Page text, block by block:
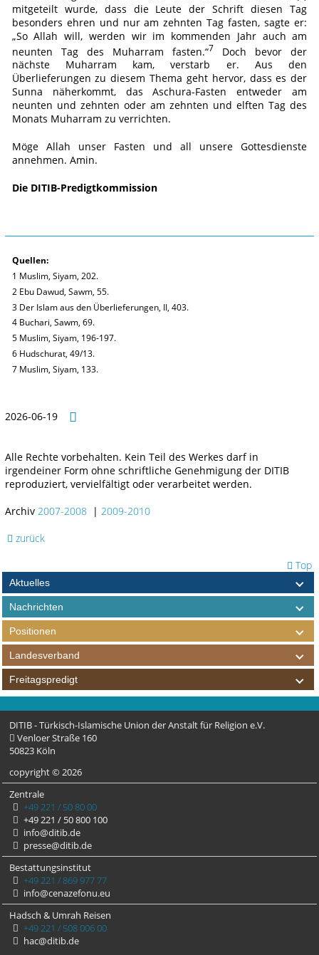
mitgeteilt wurde, dass die Leute der Schrift diesen Tag
besonders ehren und nur am zehnten Tag fasten, sagte er:
„So Allah will, werden wir im kommenden Jahr auch am
neunten Tag des Muharram fasten.“7
Doch bevor der
nächste Muharram kam, verstarb er. Aus den
Überlieferungen zu diesem Thema geht hervor, dass es der
Sunna näherkommt, das Aschura-Fasten entweder am
neunten und zehnten oder am zehnten und elften Tag des
Monats Muharram zu verrichten.
Möge Allah unser Fasten und all unsere Gottesdienste
annehmen. Amin.
Die DITIB-Predigtkommission
Quellen:
1 Muslim, Siyam, 202.
2 Ebu Dawud, Sawm, 55.
3 Der Islam aus den Überlieferungen, II, 403.
4 Buchari, Sawm, 69.
5 Muslim, Siyam, 196-197.
6 Hudschurat, 49/13.
7 Muslim, Siyam, 133.
2026-06-19
Alle Rechte vorbehalten. Kein Teil des Werkes darf in
irgendeiner Form ohne schriftliche Genehmigung der DITIB
reproduziert, vervielfältigt oder verarbeitet werden.
Archiv 2007-2008 | 2009-2010
zurück
Top
Aktuelles
Nachrichten
Positionen
Landesverband
Freitagspredigt
DITIB - Türkisch-Islamische Union der Anstalt für Religion e.V.
Venloer Straße 160
50823 Köln
copyright © 2026
Zentrale
+49 221 / 50 80 00
+49 221 / 50 800 100
info@ditib.de
presse@ditib.de
Bestattungsinstitut
+49 221 / 869 977 77
info@cenazefonu.eu
Hadsch & Umrah Reisen
+49 221 / 508 006 00
hac@ditib.de